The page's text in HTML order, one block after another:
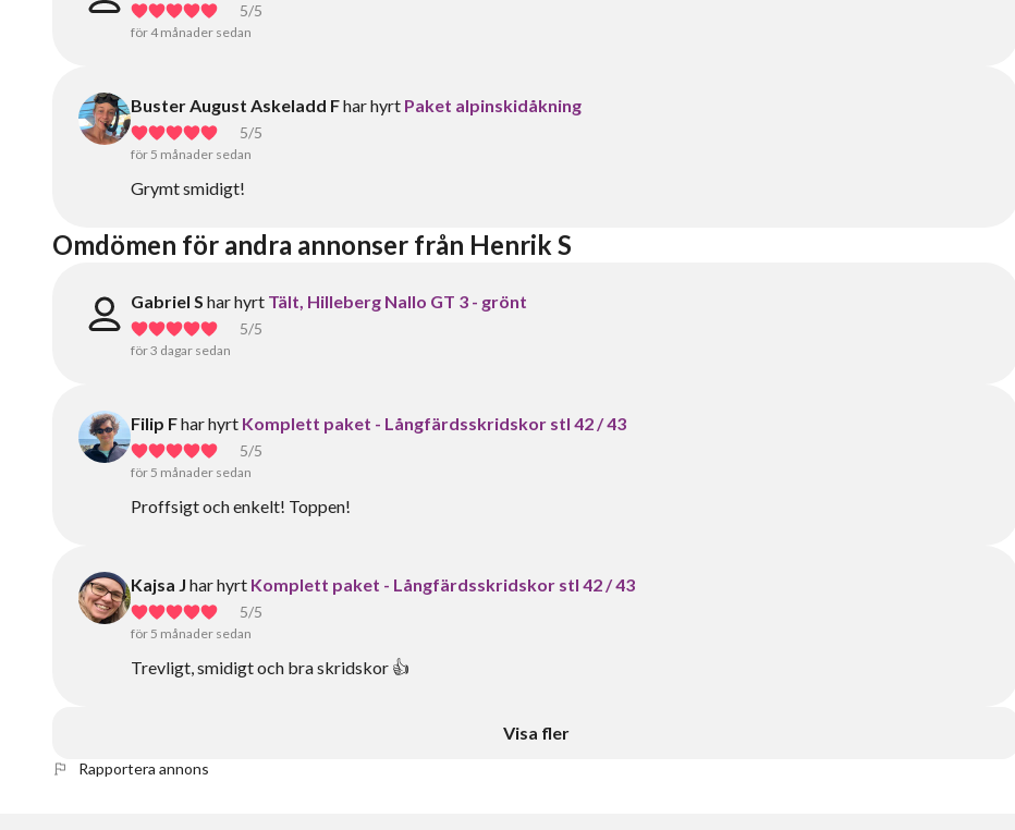
5/5
för 4 månader sedan
Buster August Askeladd Fhar hyrt Paket alpinskidåkning
5/5
för 5 månader sedan
Grymt smidigt!
Omdömen för andra annonser från Henrik S
Gabriel S har hyrt Tält, Hilleberg Nallo GT 3 - grönt
5/5
för 3 dagar sedan
Filip Fhar hyrt Komplett paket - Långfärdsskridskor stl 42 / 43
5/5
för 5 månader sedan
Proffsigt och enkelt! Toppen!
Kajsa J har hyrt Komplett paket - Långfärdsskridskor stl 42 / 43
5/5
för 5 månader sedan
Trevligt, smidigt och bra skridskor 👍
Visa fler
Rapportera annons